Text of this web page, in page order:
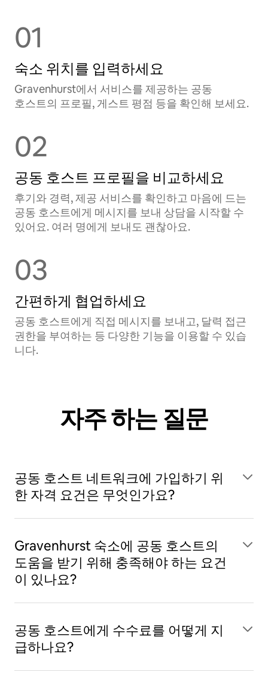
01
숙소 위치를 입력하세요
Gravenhurst에서 서비스를 제공하는 공⁠동
호⁠스⁠트⁠의 프로필, 게스트 평점 등을 확⁠인⁠해 보⁠세⁠요⁠.
02
공동 호스트 프로필을 비교하세요
후기와 경력, 제공 서비스를 확인하고 마음에 드는
공동 호스트에게 메시지를 보내 상담을 시작할 수
있어요. 여러 명에게 보내도 괜찮아요.
03
간편하게 협업하세요
공동 호스트에게 직접 메시지를 보내고, 달력 접근
권한을 부여하는 등 다양한 기능을 이용할 수 있습
니다.
자주 하는 질문
공동 호스트 네트워크에 가입하기 위
한 자격 요건은 무엇인가요?
Gravenhurst 숙소에 공동 호스트의
도움을 받기 위해 충족해야 하는 요건
이 있나요?
공동 호스트에게 수수료를 어떻게 지
급하나요?